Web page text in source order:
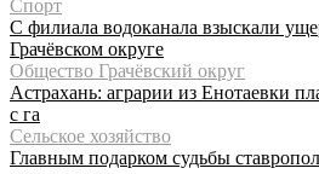
Спорт
С филиала водоканала взыскали
Грачёвском округе
Общество Грачёвский округ
Астрахань: аграрии из Енотаевки
с га
Сельское хозяйство
Главным подарком судьбы